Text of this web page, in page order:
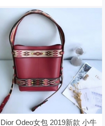
Dior Odeo女包 2019新款 小牛